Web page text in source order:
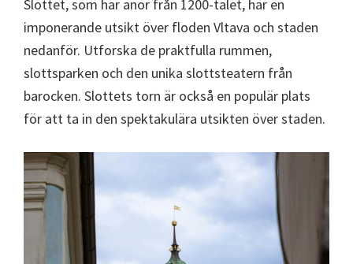
Slottet, som har anor från 1200-talet, har en
imponerande utsikt över floden Vltava och staden
nedanför. Utforska de praktfulla rummen,
slottsparken och den unika slottsteatern från
barocken. Slottets torn är också en populär plats
för att ta in den spektakulära utsikten över staden.